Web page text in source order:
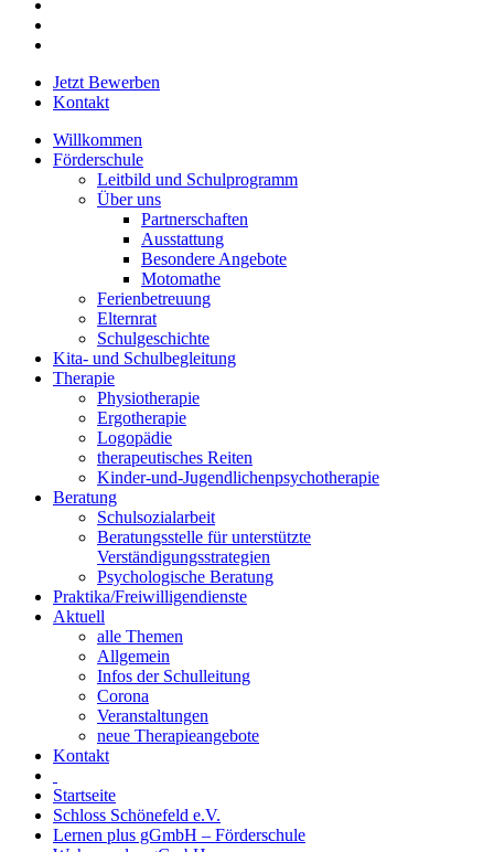
Close
Menu
Jetzt Bewerben
Kontakt
Willkommen
Förderschule
Leitbild und Schulprogramm
Über uns
Partnerschaften
Ausstattung
Besondere Angebote
Motomathe
Ferienbetreuung
Elternrat
Schulgeschichte
Kita- und Schulbegleitung
Therapie
Physiotherapie
Ergotherapie
Logopädie
therapeutisches Reiten
Kinder-und-Jugendlichenpsychotherapie
Beratung
Schulsozialarbeit
Beratungsstelle für unterstützte
Verständigungsstrategien
Psychologische Beratung
Praktika/Freiwilligendienste
Aktuell
alle Themen
Allgemein
Infos der Schulleitung
Corona
Veranstaltungen
neue Therapieangebote
Kontakt
Startseite
Schloss Schönefeld e.V.
Lernen plus gGmbH – Förderschule